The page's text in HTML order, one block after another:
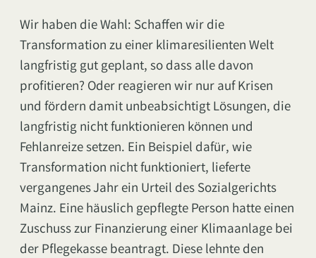
Wir haben die Wahl: Schaffen wir die
Transformation zu einer klimaresilienten Welt
langfristig gut geplant, so dass alle davon
profitieren? Oder reagieren wir nur auf Krisen
und fördern damit unbeabsichtigt Lösungen, die
langfristig nicht funktionieren können und
Fehlanreize setzen. Ein Beispiel dafür, wie
Transformation nicht funktioniert, lieferte
vergangenes Jahr ein Urteil des Sozialgerichts
Mainz. Eine häuslich gepflegte Person hatte einen
Zuschuss zur Finanzierung einer Klimaanlage bei
der Pflegekasse beantragt. Diese lehnte den